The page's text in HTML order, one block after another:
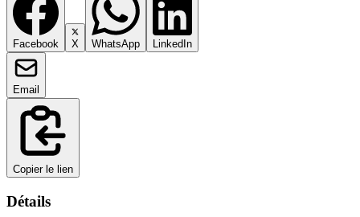
Facebook X WhatsApp LinkedIn
Email
Copier le lien
Détails